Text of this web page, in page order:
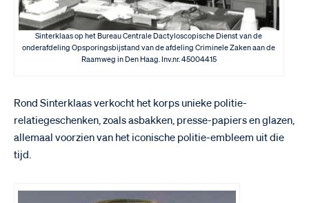
Sinterklaas op het Bureau Centrale Dactyloscopische Dienst van de
onderafdeling Opsporingsbijstand van de afdeling Criminele Zaken aan de
Raamweg in Den Haag. Inv.nr. 45004415
Rond Sinterklaas verkocht het korps unieke politie-
relatiegeschenken, zoals asbakken, presse-papiers en glazen,
allemaal voorzien van het iconische politie-embleem uit die
tijd.